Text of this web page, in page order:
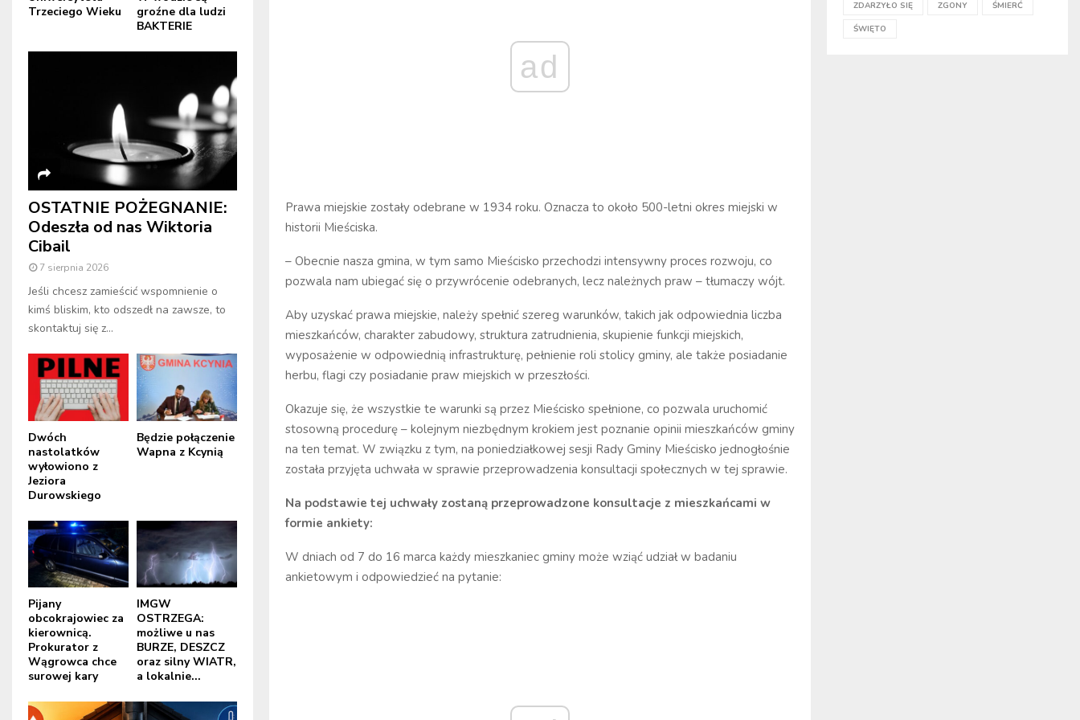
ad
Prawa miejskie zostały odebrane w 1934 roku. Oznacza to około 500-letni okres miejski w
historii Mieściska.
– Obecnie nasza gmina, w tym samo Mieścisko przechodzi intensywny proces rozwoju, co
pozwala nam ubiegać się o przywrócenie odebranych, lecz należnych praw – tłumaczy wójt.
Aby uzyskać prawa miejskie, należy spełnić szereg warunków, takich jak odpowiednia liczba
mieszkańców, charakter zabudowy, struktura zatrudnienia, skupienie funkcji miejskich,
wyposażenie w odpowiednią infrastrukturę, pełnienie roli stolicy gminy, ale także posiadanie
herbu, flagi czy posiadanie praw miejskich w przeszłości.
Okazuje się, że wszystkie te warunki są przez Mieścisko spełnione, co pozwala uruchomić
stosowną procedurę – kolejnym niezbędnym krokiem jest poznanie opinii mieszkańców gminy
na ten temat. W związku z tym, na poniedziałkowej sesji Rady Gminy Mieścisko jednogłośnie
została przyjęta uchwała w sprawie przeprowadzenia konsultacji społecznych w tej sprawie.
Na podstawie tej uchwały zostaną przeprowadzone konsultacje z mieszkańcami w
formie ankiety:
W dniach od 7 do 16 marca każdy mieszkaniec gminy może wziąć udział w badaniu
ankietowym i odpowiedzieć na pytanie:
Trzeciego Wieku
groźne dla ludzi
BAKTERIE
OSTATNIE POŻEGNANIE:
Odeszła od nas Wiktoria
Cibail
7 sierpnia 2026
Jeśli chcesz zamieścić wspomnienie o
kimś bliskim, kto odszedł na zawsze, to
skontaktuj się z...
Dwóch
nastolatków
wyłowiono z
Jeziora
Durowskiego
Będzie połączenie
Wapna z Kcynią
Pijany
obcokrajowiec za
kierownicą.
Prokurator z
Wągrowca chce
surowej kary
IMGW
OSTRZEGA:
możliwe u nas
BURZE, DESZCZ
oraz silny WIATR,
a lokalnie...
ZDARZYŁO SIĘ ZGONY ŚMIERĆ
ŚWIĘTO